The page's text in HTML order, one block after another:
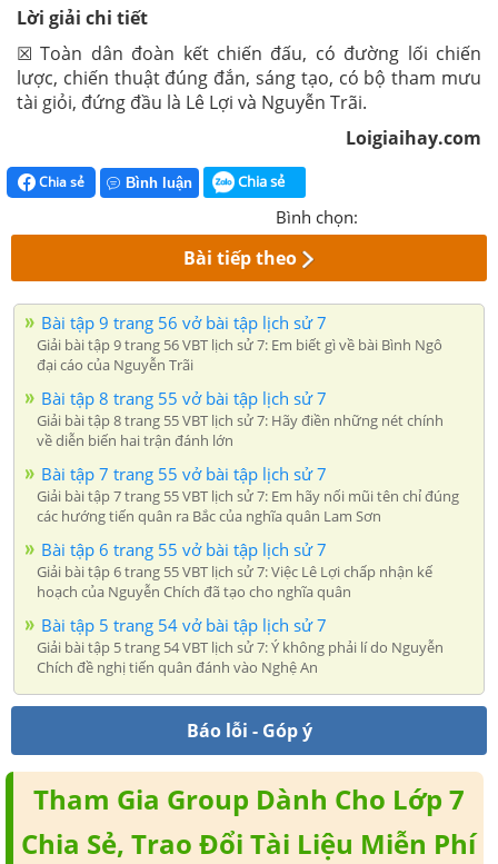
Lời giải chi tiết
☒ Toàn dân đoàn kết chiến đấu, có đường lối chiến
lược, chiến thuật đúng đắn, sáng tạo, có bộ tham mưu
tài giỏi, đứng đầu là Lê Lợi và Nguyễn Trãi.
Loigiaihay.com
Chia sẻ Bình luận Chia sẻ
Bình chọn:
Bài tiếp theo
Bài tập 9 trang 56 vở bài tập lịch sử 7
Giải bài tập 9 trang 56 VBT lịch sử 7: Em biết gì về bài Bình Ngô
đại cáo của Nguyễn Trãi
Bài tập 8 trang 55 vở bài tập lịch sử 7
Giải bài tập 8 trang 55 VBT lịch sử 7: Hãy điền những nét chính
về diễn biến hai trận đánh lớn
Bài tập 7 trang 55 vở bài tập lịch sử 7
Giải bài tập 7 trang 55 VBT lịch sử 7: Em hãy nối mũi tên chỉ đúng
các hướng tiến quân ra Bắc của nghĩa quân Lam Sơn
Bài tập 6 trang 55 vở bài tập lịch sử 7
Giải bài tập 6 trang 55 VBT lịch sử 7: Việc Lê Lợi chấp nhận kế
hoạch của Nguyễn Chích đã tạo cho nghĩa quân
Bài tập 5 trang 54 vở bài tập lịch sử 7
Giải bài tập 5 trang 54 VBT lịch sử 7: Ý không phải lí do Nguyễn
Chích đề nghị tiến quân đánh vào Nghệ An
Báo lỗi - Góp ý
Tham Gia Group Dành Cho Lớp 7
Chia Sẻ, Trao Đổi Tài Liệu Miễn Phí